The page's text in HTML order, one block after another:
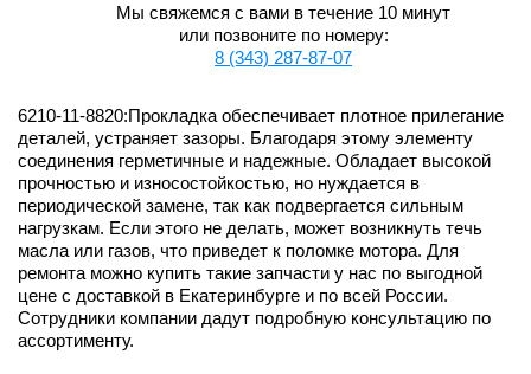
Мы свяжемся с вами в течение 10 минут
или позвоните по номеру:
8 (343) 287-87-07
6210-11-8820:Прокладка обеспечивает плотное прилегание
деталей, устраняет зазоры. Благодаря этому элементу
соединения герметичные и надежные. Обладает высокой
прочностью и износостойкостью, но нуждается в
периодической замене, так как подвергается сильным
нагрузкам. Если этого не делать, может возникнуть течь
масла или газов, что приведет к поломке мотора. Для
ремонта можно купить такие запчасти у нас по выгодной
цене с доставкой в Екатеринбурге и по всей России.
Сотрудники компании дадут подробную консультацию по
ассортименту.